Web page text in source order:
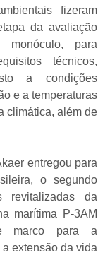
fizeram
da avaliação
para
técnicos,
a condições
e a temperaturas
climática, além de
entregou para
o segundo
revitalizadas da
marítima P-3AM
marco para a
extensão da vida